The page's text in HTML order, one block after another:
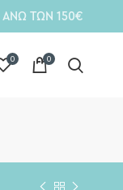
ΑΝΩ ΤΩΝ 150€
0 0